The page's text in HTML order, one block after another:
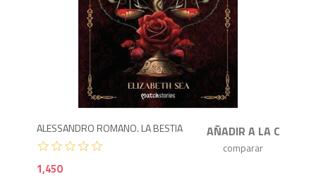
ALESSANDRO ROMANO. LA BESTIA
1,450